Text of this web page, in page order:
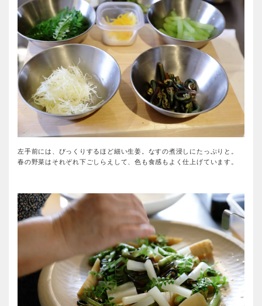
左手前には、びっくりするほど細い生姜。なすの煮浸しにたっぷりと。
春の野菜はそれぞれ下ごしらえして、色も食感もよく仕上げています。